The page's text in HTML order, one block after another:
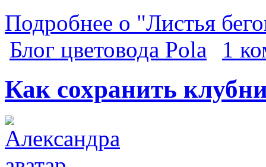
Подробнее о "Листья
Блог цветовода Pola
1
Как сохранить